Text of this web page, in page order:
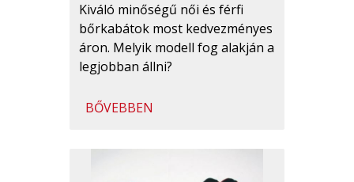
Kiváló minőségű női és férfi
bőrkabátok most kedvezményes
áron. Melyik modell fog alakján a
legjobban állni?
BŐVEBBEN